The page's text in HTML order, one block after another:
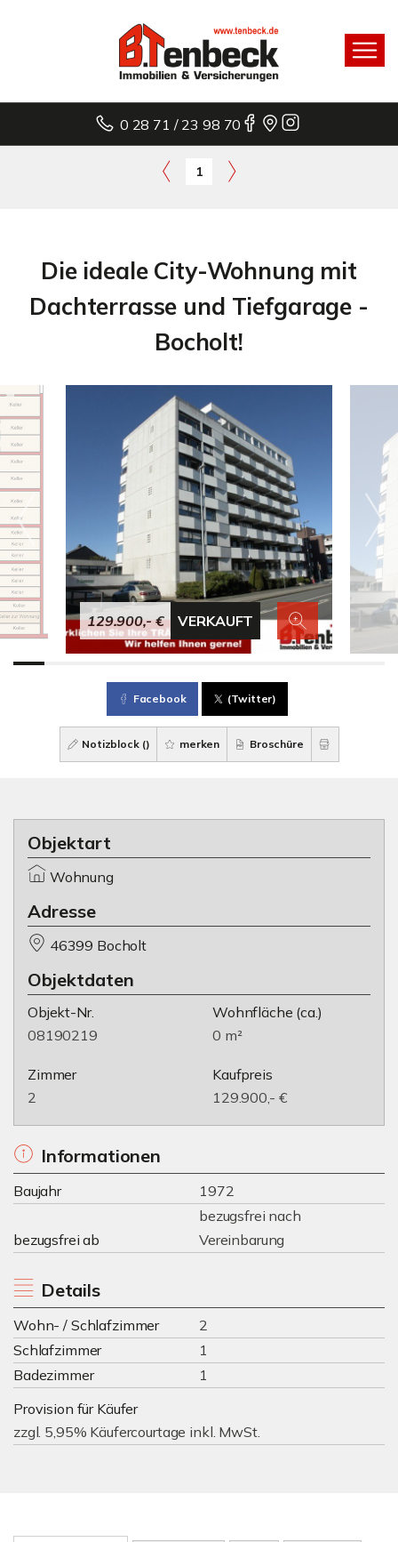
0 28 71 / 23 98 70
1
Die ideale City-Wohnung mit
Dachterrasse und Tiefgarage -
Bocholt!
129.900,- € VERKAUFT
Facebook (Twitter)
Notizblock () merken Broschüre
Objektart
Wohnung
Adresse
46399 Bocholt
Objektdaten
Objekt-Nr.
08190219
Wohnfläche (ca.)
0 m²
Zimmer
2
Kaufpreis
129.900,- €
Informationen
Baujahr 1972
bezugsfrei ab
bezugsfrei nach
Vereinbarung
Details
Wohn- / Schlafzimmer
2
Schlafzimmer
1
Badezimmer
1
Provision für Käufer
zzgl. 5,95% Käufercourtage inkl. MwSt.